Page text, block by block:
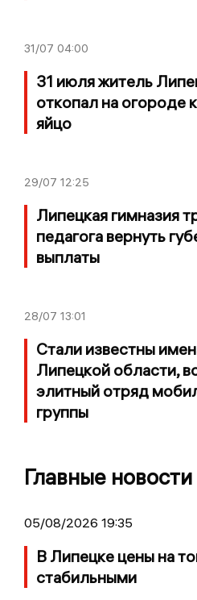
31/07 04:00
31 июля житель
откопал на огороде
яйцо
29/07 12:25
Липецкая гимназия
педагога вернуть
выплаты
28/07 13:01
Стали известны
Липецкой области,
элитный отряд
группы
Главные новости
05/08/2026 19:35
В Липецке цены на
стабильными